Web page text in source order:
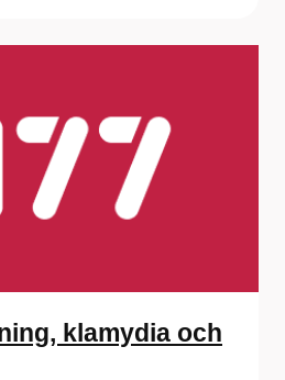
klamydia och